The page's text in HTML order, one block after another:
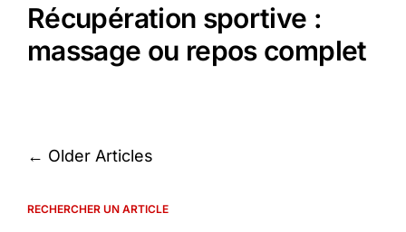
Récupération sportive :
massage ou repos complet
Navigation
articles
← Older Articles
RECHERCHER UN ARTICLE